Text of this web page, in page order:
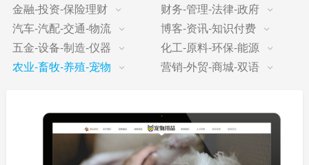
金融-投资-保险理财
财务-管理-法律-政府
汽车-汽配-交通-物流
博客-资讯-知识付费
五金-设备-制造-仪器
化工-原料-环保-能源
农业-畜牧-养殖-宠物
营销-外贸-商城-双语